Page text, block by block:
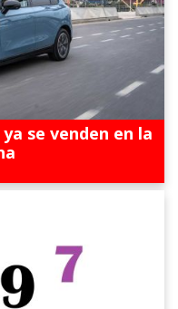
se venden en la